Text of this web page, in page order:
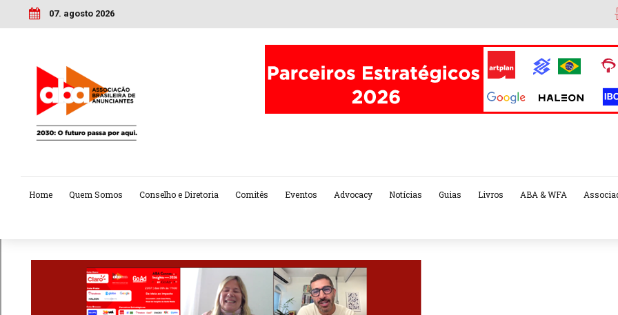
07. agosto 2026
Home Quem Somos Conselho e Diretoria Comitês Eventos Advocacy Notícias Guias Livros ABA & WFA